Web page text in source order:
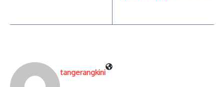
tangerangkini